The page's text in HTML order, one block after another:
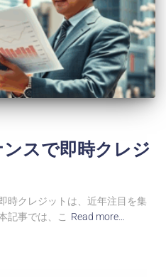
スで即時クレジ
時クレジットは、近年注目を集
記事では、こ
Read more…